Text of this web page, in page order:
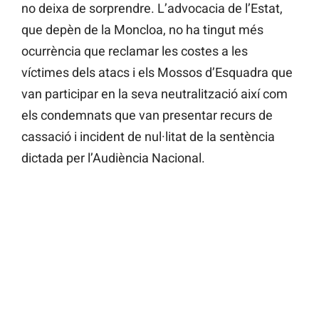
no deixa de sorprendre. L’advocacia de l’Estat,
que depèn de la Moncloa, no ha tingut més
ocurrència que reclamar les costes a les
víctimes dels atacs i els Mossos d’Esquadra que
van participar en la seva neutralització així com
els condemnats que van presentar recurs de
cassació i incident de nul·litat de la sentència
dictada per l’Audiència Nacional.